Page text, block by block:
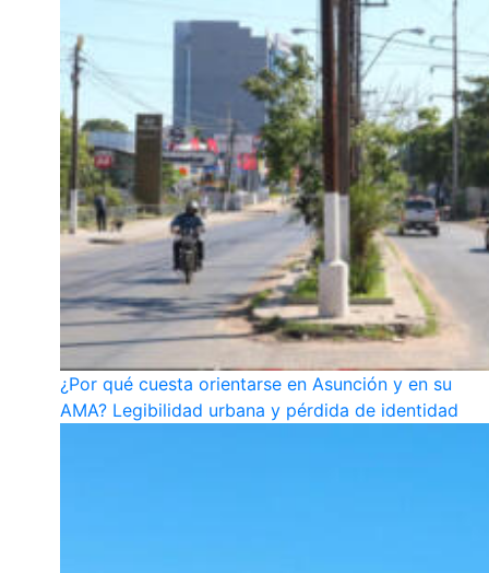
¿Por qué cuesta orientarse en Asunción y en su
AMA? Legibilidad urbana y pérdida de identidad